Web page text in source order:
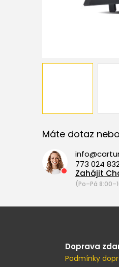
Máte dotaz
773 024
Zahájit
(Po–Pá
Doprava
Podmínky